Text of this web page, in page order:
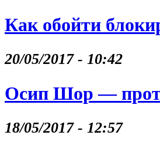
Как обойти
20/05/2017 - 10:42
Осип Шор —
18/05/2017 - 12:57